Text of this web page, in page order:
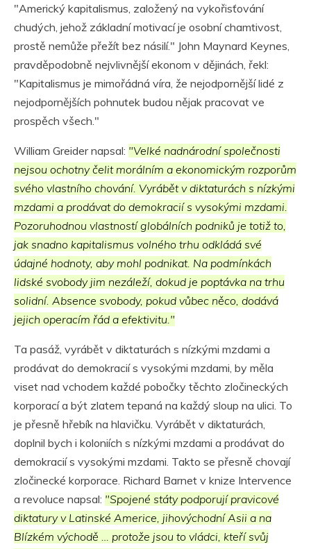
"Americký kapitalismus, založený na vykořisťování
chudých, jehož základní motivací je osobní chamtivost,
prostě nemůže přežít bez násilí." John Maynard Keynes,
pravděpodobně nejvlivnější ekonom v dějinách, řekl:
"Kapitalismus je mimořádná víra, že nejodpornější lidé z
nejodpornějších pohnutek budou nějak pracovat ve
prospěch všech."
William Greider napsal: "Velké nadnárodní společnosti
nejsou ochotny čelit morálním a ekonomickým rozporům
svého vlastního chování. Vyrábět v diktaturách s nízkými
mzdami a prodávat do demokracií s vysokými mzdami.
Pozoruhodnou vlastností globálních podniků je totiž to,
jak snadno kapitalismus volného trhu odkládá své
údajné hodnoty, aby mohl podnikat. Na podmínkách
lidské svobody jim nezáleží, dokud je poptávka na trhu
solidní. Absence svobody, pokud vůbec něco, dodává
jejich operacím řád a efektivitu."
Ta pasáž, vyrábět v diktaturách s nízkými mzdami a
prodávat do demokracií s vysokými mzdami, by měla
viset nad vchodem každé pobočky těchto zločineckých
korporací a být zlatem tepaná na každý sloup na ulici. To
je přesně hřebík na hlavičku. Vyrábět v diktaturách,
doplnil bych i koloniích s nízkými mzdami a prodávat do
demokracií s vysokými mzdami. Takto se přesně chovají
zločinecké korporace. Richard Barnet v knize Intervence
a revoluce napsal: "Spojené státy podporují pravicové
diktatury v Latinské Americe, jihovýchodní Asii a na
Blízkém východě … protože jsou to vládci, kteří svůj